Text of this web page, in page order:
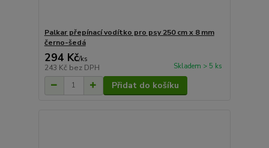
Palkar přepínací vodítko pro psy 250 cm x 8 mm
černo-šedá
294 Kč/ks
243 Kč bez DPH Skladem > 5 ks
Přidat do košíku